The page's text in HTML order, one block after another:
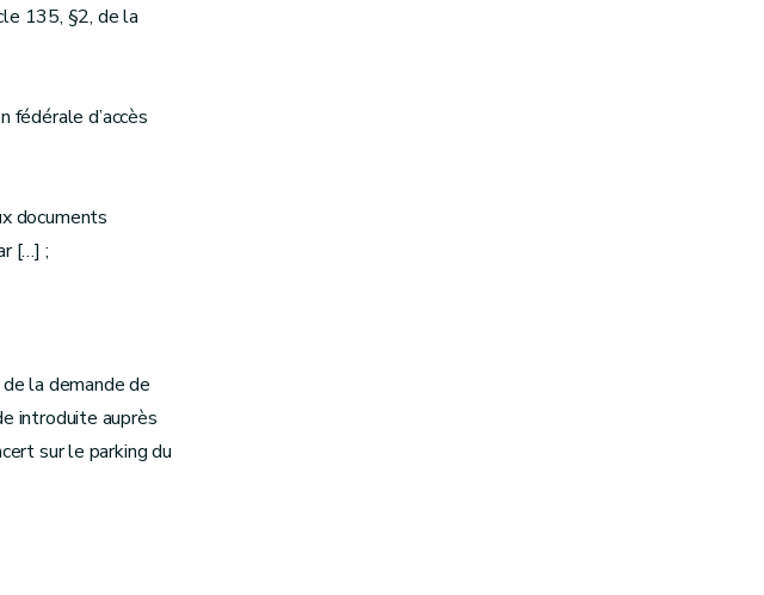
135, §2, de la
fédérale d’accès
documents
[…] ;
la demande de
introduite auprès
sur le parking du